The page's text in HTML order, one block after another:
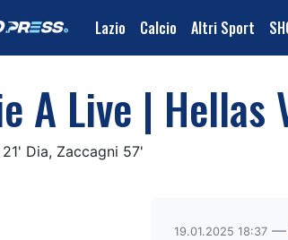
Lazio Calcio Altri Sport
A Live |
Dia, Zaccagni 57'
19.01.2025 18:37—